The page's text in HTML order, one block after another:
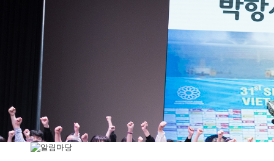
학교 CI
교직원현황
학생현황
위치/전화
전경사진